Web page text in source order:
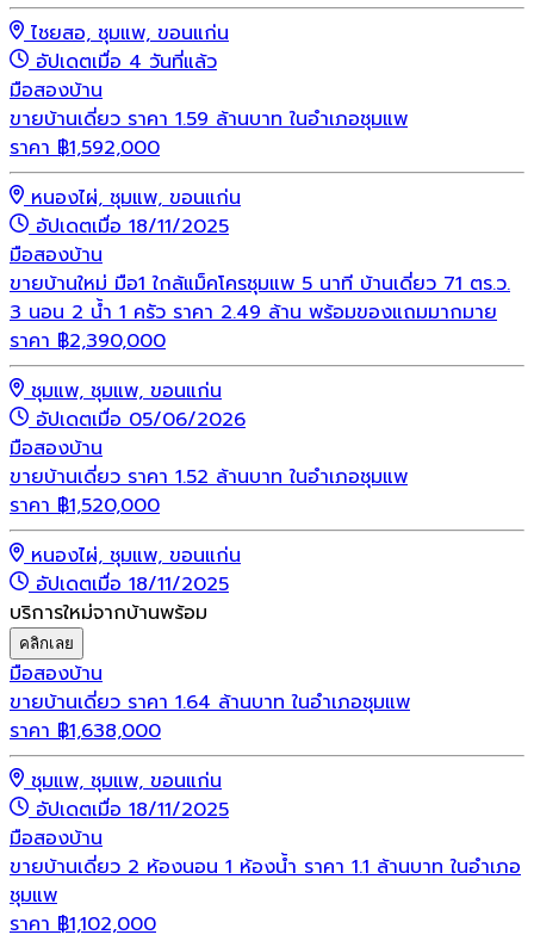
ไชยสอ, ชุมแพ, ขอนแก่น
อัปเดตเมื่อ 4 วันที่แล้ว
มือสองบ้าน
ขายบ้านเดี่ยว ราคา 1.59 ล้านบาท ในอำเภอชุมแพ
ราคา ฿1,592,000
หนองไผ่, ชุมแพ, ขอนแก่น
อัปเดตเมื่อ 18/11/2025
มือสองบ้าน
ขายบ้านใหม่ มือ1 ใกล้แม็คโครชุมแพ 5 นาที บ้านเดี่ยว 71 ตร.ว.
3 นอน 2 น้ำ 1 ครัว ราคา 2.49 ล้าน พร้อมของแถมมากมาย
ราคา ฿2,390,000
ชุมแพ, ชุมแพ, ขอนแก่น
อัปเดตเมื่อ 05/06/2026
มือสองบ้าน
ขายบ้านเดี่ยว ราคา 1.52 ล้านบาท ในอำเภอชุมแพ
ราคา ฿1,520,000
หนองไผ่, ชุมแพ, ขอนแก่น
อัปเดตเมื่อ 18/11/2025
บริการใหม่จากบ้านพร้อม
คลิกเลย
มือสองบ้าน
ขายบ้านเดี่ยว ราคา 1.64 ล้านบาท ในอำเภอชุมแพ
ราคา ฿1,638,000
ชุมแพ, ชุมแพ, ขอนแก่น
อัปเดตเมื่อ 18/11/2025
มือสองบ้าน
ขายบ้านเดี่ยว 2 ห้องนอน 1 ห้องน้ำ ราคา 1.1 ล้านบาท ในอำเภอ
ชุมแพ
ราคา ฿1,102,000